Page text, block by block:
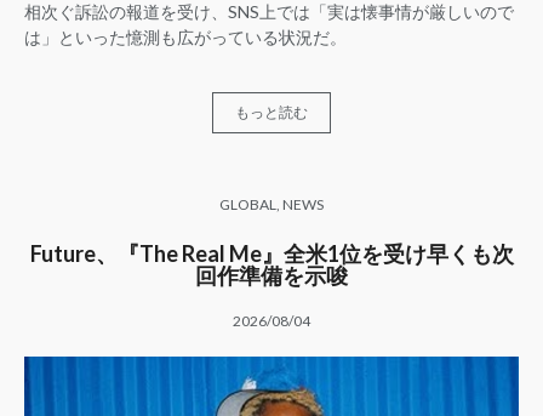
相次ぐ訴訟の報道を受け、SNS上では「実は懐事情が厳しいので
は」といった憶測も広がっている状況だ。
もっと読む
GLOBAL NEWS
Future、『The Real Me』全米1位を受け早くも次
回作準備を示唆
2026/08/04